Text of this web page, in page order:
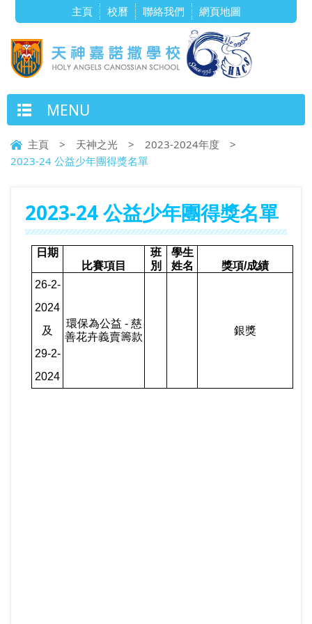
主頁 校曆 聯絡我們 網頁地圖
MENU
主頁 > 天神之光 > 2023-2024年度
>
2023-24 公益少年團得獎名單
2023-24 公益少年團得獎名單
日期
比賽項目
班
別
學生
姓名
獎項/成績
26-2-
2024
及
29-2-
2024
環保為公益 - 慈
善花卉義賣籌款
銀獎